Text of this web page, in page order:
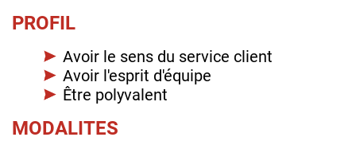
PROFIL
Avoir le sens du service client
Avoir l'esprit d'équipe
Être polyvalent
MODALITES